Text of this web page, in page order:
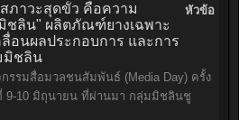
หัวข้อ
ภาวะสุดขั้ว คือความ
ชลิน" ผลิตภัณฑ์ยางเฉพาะ
อนผลประกอบการ และการ
มิชลิน
กรรมสื่อมวลชนสัมพันธ์ (Media Day) ครั้ง
9-10 มิถุนายน ที่ผ่านมา กลุ่มมิชลินชู